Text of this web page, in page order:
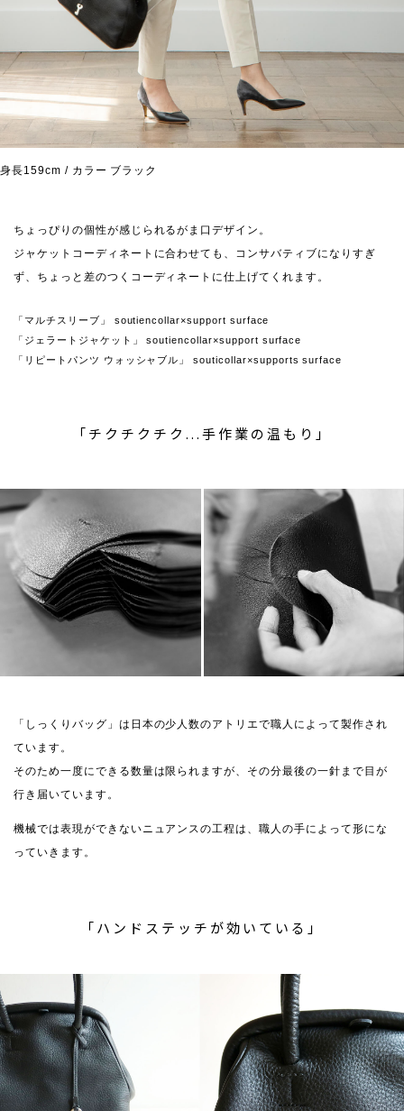
身長159cm / カラー ブラック
ちょっぴりの個性が感じられるがま口デザイン。
ジャケットコーディネートに合わせても、コンサバティブになりすぎ
ず、ちょっと差のつくコーディネートに仕上げてくれます。
「マルチスリーブ」 soutiencollar×support surface
「ジェラートジャケット」 soutiencollar×support surface
「リピートパンツ ウォッシャブル」 souticollar×supports surface
「チクチクチク...手作業の温もり」
「しっくりバッグ」は日本の少人数のアトリエで職人によって製作され
ています。
そのため一度にできる数量は限られますが、その分最後の一針まで目が
行き届いています。
機械では表現ができないニュアンスの工程は、職人の手によって形にな
っていきます。
「ハンドステッチが効いている」